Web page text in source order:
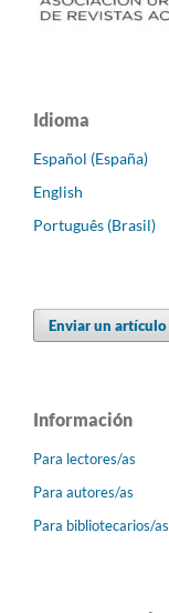
Idioma
Español (España)
English
Português (Brasil)
Enviar un artículo
Información
Para lectores/as
Para autores/as
Para bibliotecarios/as